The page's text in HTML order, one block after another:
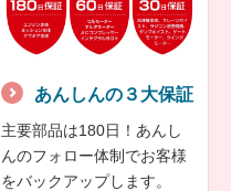
あんしんの３大保証
主要部品は180日！あんし
んのフォロー体制でお客様
をバックアップします。